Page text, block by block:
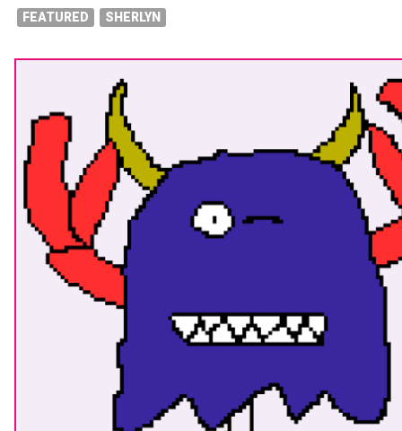
FEATURED SHERLYN